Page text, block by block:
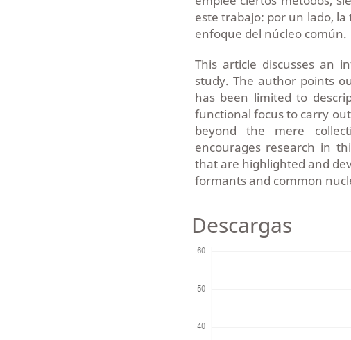
este trabajo: por un lado,
enfoque del núcleo común.
This article discusses an
study. The author points
has been limited to
functional focus to carry
beyond the mere
encourages research in
that are highlighted and
formants and common
Descargas